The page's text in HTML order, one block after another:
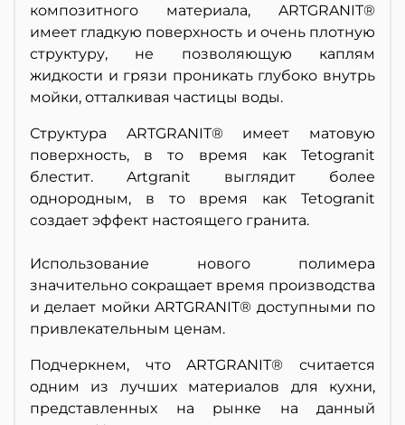
композитного материала, ARTGRANIT®
имеет гладкую поверхность и очень плотную
структуру, не позволяющую каплям
жидкости и грязи проникать глубоко внутрь
мойки, отталкивая частицы воды.
Структура ARTGRANIT® имеет матовую
поверхность, в то время как Tetogranit
блестит. Artgranit выглядит более
однородным, в то время как Tetogranit
создает эффект настоящего гранита.
Использование нового полимера
значительно сокращает время производства
и делает мойки ARTGRANIT® доступными по
привлекательным ценам.
Подчеркнем, что ARTGRANIT® считается
одним из лучших материалов для кухни,
представленных на рынке на данный